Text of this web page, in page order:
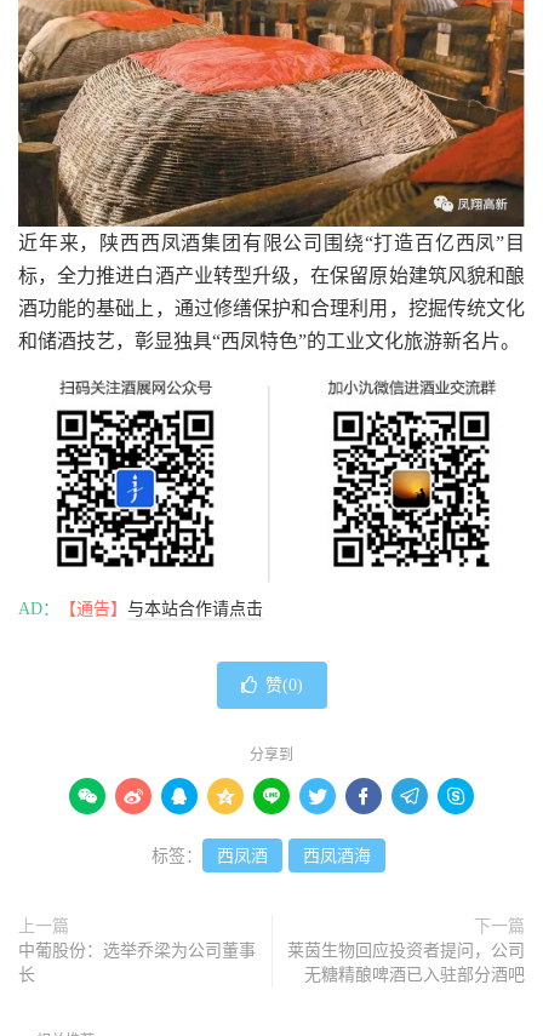
近年来，陕西西凤酒集团有限公司围绕“打造百亿西凤”目
标，全力推进白酒产业转型升级，在保留原始建筑风貌和酿
酒功能的基础上，通过修缮保护和合理利用，挖掘传统文化
和储酒技艺，彰显独具“西凤特色”的工业文化旅游新名片。
AD： 【通告】 与本站合作请点击
赞(0)
分享到
        
标签： 西凤酒 西凤酒海
上一篇
中葡股份：选举乔梁为公司董事
长
下一篇
莱茵生物回应投资者提问，公司
无糖精酿啤酒已入驻部分酒吧